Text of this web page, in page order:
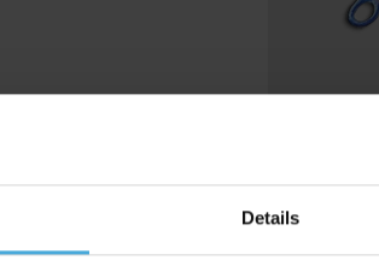
Details